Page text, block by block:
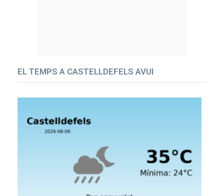
EL TEMPS A CASTELLDEFELS AVUI